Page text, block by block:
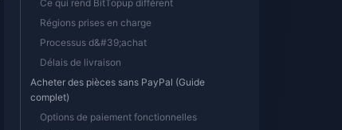
Ce qui rend BitTopup différent
Régions prises en charge
Processus d&#39;achat
Délais de livraison
Acheter des pièces sans PayPal (Guide
complet)
Options de paiement fonctionnelles